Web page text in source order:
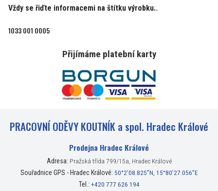
Vždy se řiďte informacemi na štítku výrobku..
1033 001 0005
Přijímáme platební karty
PRACOVNÍ ODĚVY KOUTNÍK a spol. Hradec Králové
Prodejna Hradec Králové
Adresa: Pražská třída 799/15a, Hradec Králové
Souřadnice GPS - Hradec Králové: 50°2’08.825”N, 15°80’27.056”E
Tel.: +420 777 626 194